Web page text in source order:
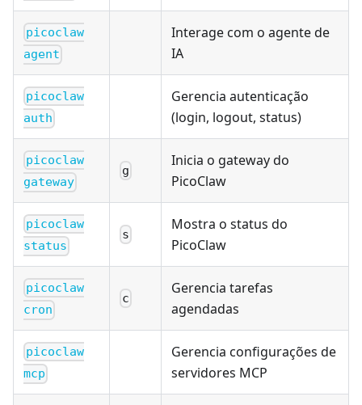
picoclaw
agent
Interage com o agente de
IA
picoclaw
auth
Gerencia autenticação
(login, logout, status)
picoclaw
gateway
g
Inicia o gateway do
PicoClaw
picoclaw
status
s
Mostra o status do
PicoClaw
picoclaw
cron
c
Gerencia tarefas
agendadas
picoclaw
mcp
Gerencia configurações de
servidores MCP